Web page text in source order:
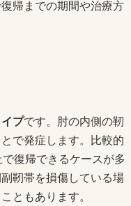
帰までの期間や治療方
プです。肘の内側の靭
で発症します。比較的
復帰できるケースが多
靭帯を損傷している場
ともあります。